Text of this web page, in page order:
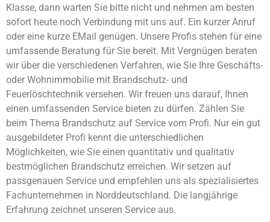
Klasse, dann warten Sie bitte nicht und nehmen am besten
sofort heute noch Verbindung mit uns auf. Ein kurzer Anruf
oder eine kurze EMail genügen. Unsere Profis stehen für eine
umfassende Beratung für Sie bereit. Mit Vergnügen beraten
wir über die verschiedenen Verfahren, wie Sie Ihre Geschäfts-
oder Wohnimmobilie mit Brandschutz- und
Feuerlöschtechnik versehen. Wir freuen uns darauf, Ihnen
einen umfassenden Service bieten zu dürfen. Zählen Sie
beim Thema Brandschutz auf Service vom Profi. Nur ein gut
ausgebildeter Profi kennt die unterschiedlichen
Möglichkeiten, wie Sie einen quantitativ und qualitativ
bestmöglichen Brandschutz erreichen. Wir setzen auf
passgenauen Service und empfehlen uns als spezialisiertes
Fachunternehmen in Norddeutschland. Die langjährige
Erfahrung zeichnet unseren Service aus.